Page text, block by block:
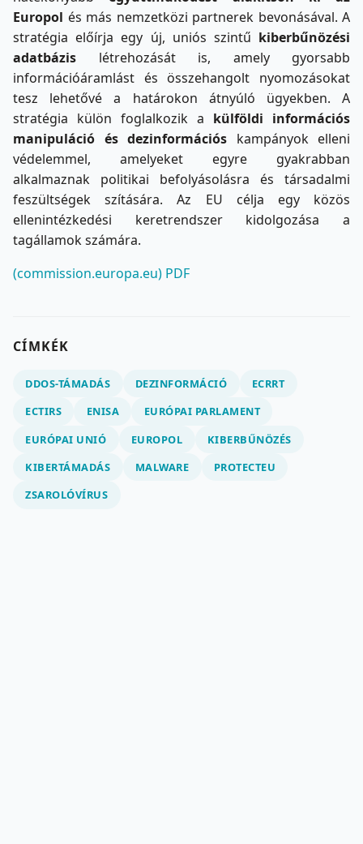
Europol és más nemzetközi partnerek bevonásával. A
stratégia előírja egy új, uniós szintű kiberbűnözési
adatbázis létrehozását is, amely gyorsabb
információáramlást és összehangolt nyomozásokat
tesz lehetővé a határokon átnyúló ügyekben. A
stratégia külön foglalkozik a külföldi információs
manipuláció és dezinformációs kampányok elleni
védelemmel, amelyeket egyre gyakrabban
alkalmaznak politikai befolyásolásra és társadalmi
feszültségek szítására. Az EU célja egy közös
ellenintézkedési keretrendszer kidolgozása a
tagállamok számára.
(commission.europa.eu) PDF
CÍMKÉK
DDOS-TÁMADÁS DEZINFORMÁCIÓ
ECRRT
ECTIRS
ENISA
EURÓPAI PARLAMENT
EURÓPAI UNIÓ
EUROPOL
KIBERBŰNÖZÉS
KIBERTÁMADÁS
MALWARE
PROTECTEU
ZSAROLÓVÍRUS